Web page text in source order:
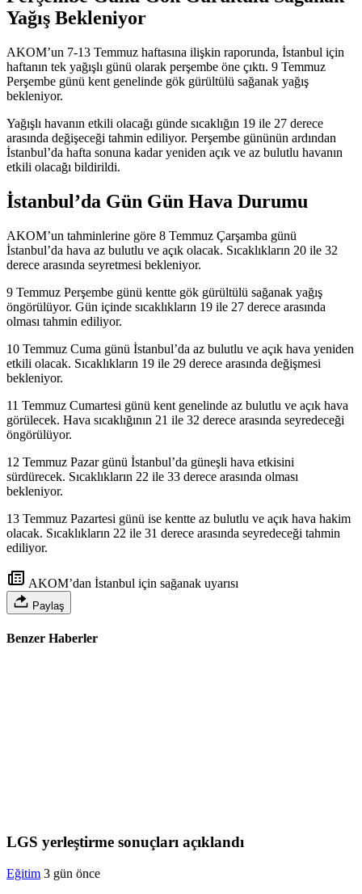
Yağış Bekleniyor
AKOM’un 7-13 Temmuz haftasına ilişkin raporunda, İstanbul için
haftanın tek yağışlı günü olarak perşembe öne çıktı. 9 Temmuz
Perşembe günü kent genelinde gök gürültülü sağanak yağış
bekleniyor.
Yağışlı havanın etkili olacağı günde sıcaklığın 19 ile 27 derece
arasında değişeceği tahmin ediliyor. Perşembe gününün ardından
İstanbul’da hafta sonuna kadar yeniden açık ve az bulutlu havanın
etkili olacağı bildirildi.
İstanbul’da Gün Gün Hava Durumu
AKOM’un tahminlerine göre 8 Temmuz Çarşamba günü
İstanbul’da hava az bulutlu ve açık olacak. Sıcaklıkların 20 ile 32
derece arasında seyretmesi bekleniyor.
9 Temmuz Perşembe günü kentte gök gürültülü sağanak yağış
öngörülüyor. Gün içinde sıcaklıkların 19 ile 27 derece arasında
olması tahmin ediliyor.
10 Temmuz Cuma günü İstanbul’da az bulutlu ve açık hava yeniden
etkili olacak. Sıcaklıkların 19 ile 29 derece arasında değişmesi
bekleniyor.
11 Temmuz Cumartesi günü kent genelinde az bulutlu ve açık hava
görülecek. Hava sıcaklığının 21 ile 32 derece arasında seyredeceği
öngörülüyor.
12 Temmuz Pazar günü İstanbul’da güneşli hava etkisini
sürdürecek. Sıcaklıkların 22 ile 33 derece arasında olması
bekleniyor.
13 Temmuz Pazartesi günü ise kentte az bulutlu ve açık hava hakim
olacak. Sıcaklıkların 22 ile 31 derece arasında seyredeceği tahmin
ediliyor.
AKOM’dan İstanbul için sağanak uyarısı
Paylaş
Benzer Haberler
LGS yerleştirme sonuçları açıklandı
Eğitim 3 gün önce